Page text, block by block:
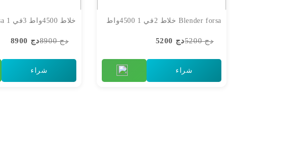
خلاط 4500واط 3في 1 blender forsa
دج 8900 دج 8900
شراء
Blender forsa خلاط 2في 1 4500واط
دج 5200 دج 5200
شراء